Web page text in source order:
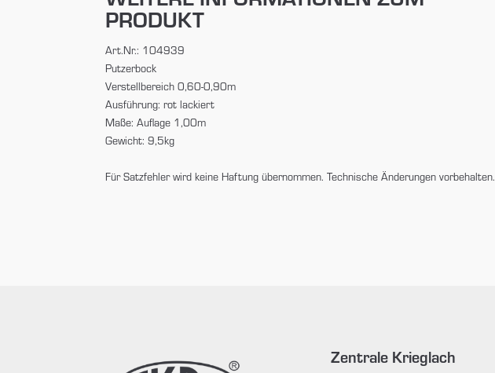
PRODUKT
Art.Nr.: 104939
Putzerbock
Verstellbereich 0,60-0,90m
Ausführung: rot lackiert
Maße: Auflage 1,00m
Gewicht: 9,5kg
Für Satzfehler wird keine Haftung übernommen. Technische Änderungen vorbehalten.
Zentrale Krieglach